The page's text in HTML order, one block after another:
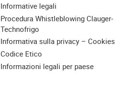
Informative legali
Procedura Whistleblowing Clauger-
Technofrigo
Informativa sulla privacy – Cookies
Codice Etico
Informazioni legali per paese